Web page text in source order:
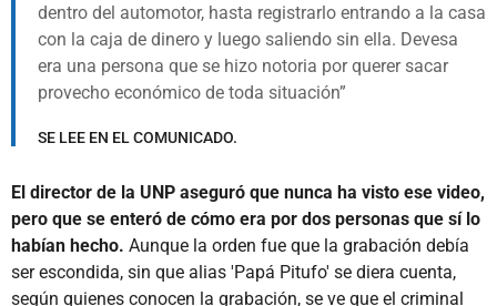
dentro del automotor, hasta registrarlo entrando a la casa
con la caja de dinero y luego saliendo sin ella. Devesa
era una persona que se hizo notoria por querer sacar
provecho económico de toda situación
SE LEE EN EL COMUNICADO.
El director de la UNP aseguró que nunca ha visto ese video,
pero que se enteró de cómo era por dos personas que sí lo
habían hecho. Aunque la orden fue que la grabación debía
ser escondida, sin que alias 'Papá Pitufo' se diera cuenta,
según quienes conocen la grabación, se ve que el criminal